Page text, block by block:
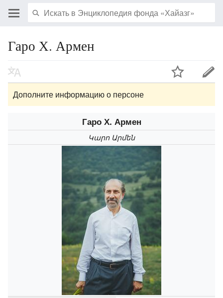
Гаро Х. Армен
Дополните информацию о персоне
Гаро Х. Армен
Կարո Արմեն